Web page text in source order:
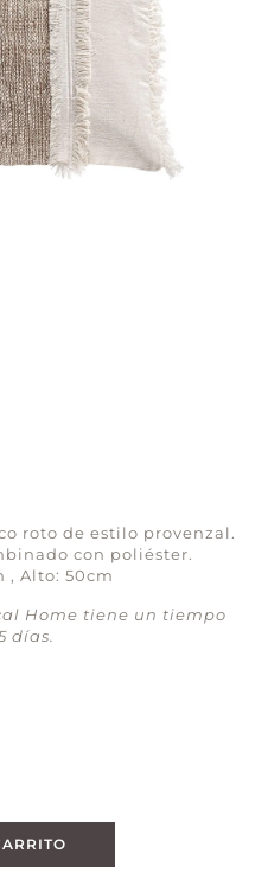
roto de estilo provenzal.
con poliéster.
, Alto: 50cm
Home tiene un tiempo
días.